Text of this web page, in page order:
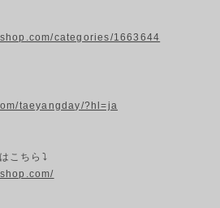
categories/1663644
taeyangday/?hl=ja
こちら⤵